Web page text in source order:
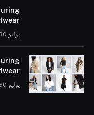
يوليو 30, 2026
يوليو 30, 2026